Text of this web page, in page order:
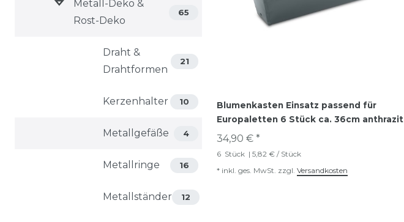
Metall-Deko &
Rost-Deko
65
Draht &
Drahtformen
21
Kerzenhalter 10
Metallgefäße 4
Metallringe 16
Metallständer 12
Blumenkasten Einsatz passend für
Europaletten 6 Stück ca. 36cm anthrazit
34,90 € *
6 Stück | 5,82 € / Stück
* inkl. ges. MwSt. zzgl. Versandkosten